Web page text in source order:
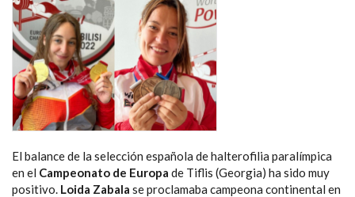
El balance de la selección española de halterofilia paralímpica
en el Campeonato de Europa de Tiflis (Georgia) ha sido muy
positivo. Loida Zabala se proclamaba campeona continental en